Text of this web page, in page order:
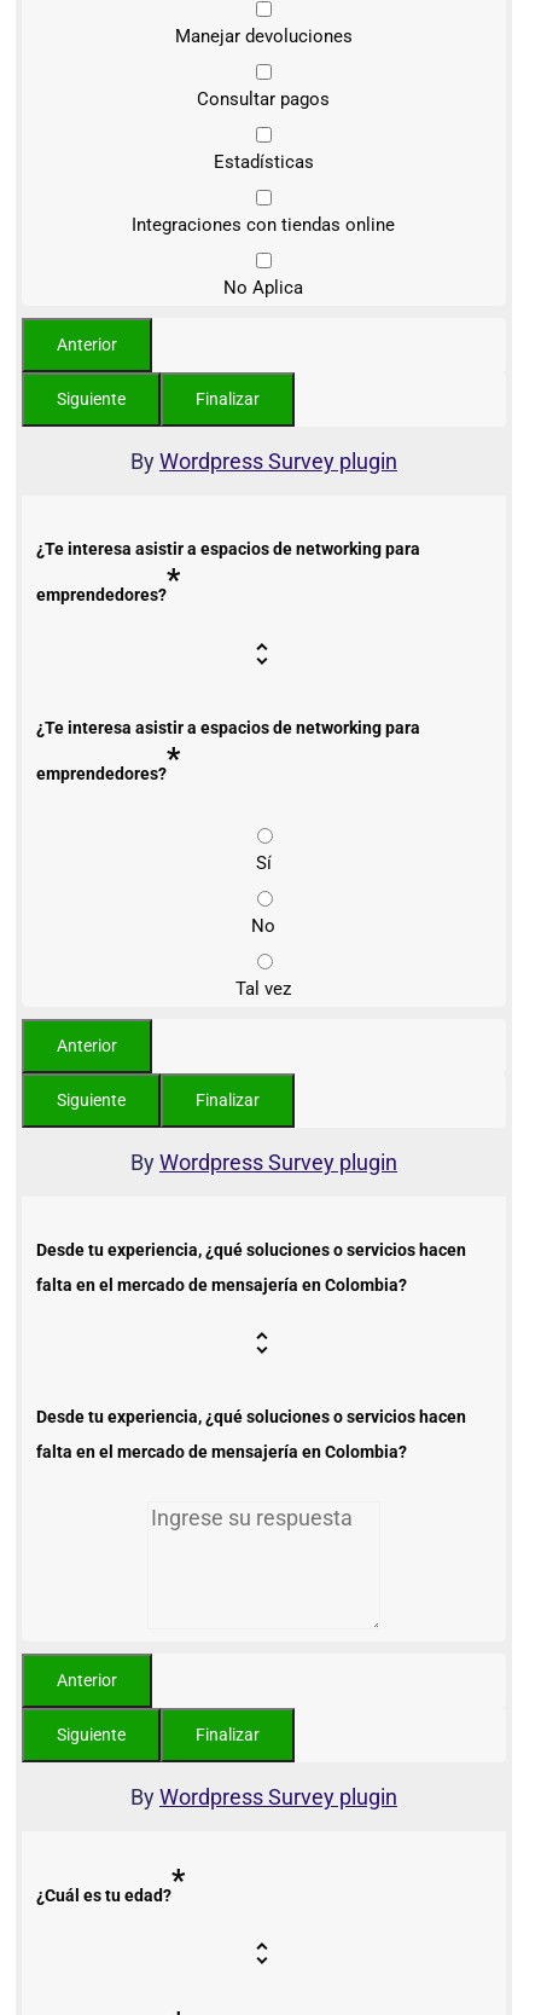
Manejar devoluciones
Consultar pagos
Estadísticas
Integraciones con tiendas online
No Aplica
ByWordpress Survey plugin
¿Te interesa asistir a espacios de networking para
emprendedores?*
¿Te interesa asistir a espacios de networking para
emprendedores?*
Sí
No
Tal vez
ByWordpress Survey plugin
Desde tu experiencia, ¿qué soluciones o servicios hacen
falta en el mercado de mensajería en Colombia?
Desde tu experiencia, ¿qué soluciones o servicios hacen
falta en el mercado de mensajería en Colombia?
ByWordpress Survey plugin
¿Cuál es tu edad?*